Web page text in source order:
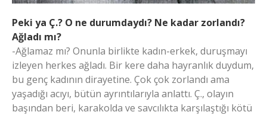
Peki ya Ç.? O ne durumdaydı? Ne kadar zorlandı?
Ağladı mı?
-Ağlamaz mı? Onunla birlikte kadın-erkek, duruşmayı
izleyen herkes ağladı. Bir kere daha hayranlık duydum,
bu genç kadının dirayetine. Çok çok zorlandı ama
yaşadığı acıyı, bütün ayrıntılarıyla anlattı. Ç., olayın
başından beri, karakolda ve savcılıkta karşılaştığı kötü